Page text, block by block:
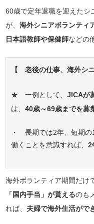
60歳で定年退職を迎えたシ
が、海外シニアボランティ
日本語教師や保健師などの
【 老後の仕事、海外シ
★ 一例として、JICAが
は、40歳～69歳までを募
・ 長期では2年、短期の
働くことを意識すれば、2
海外ボランティア期間だけ
「国内手当」が貰えるのも
れば、 夫婦で海外生活がで